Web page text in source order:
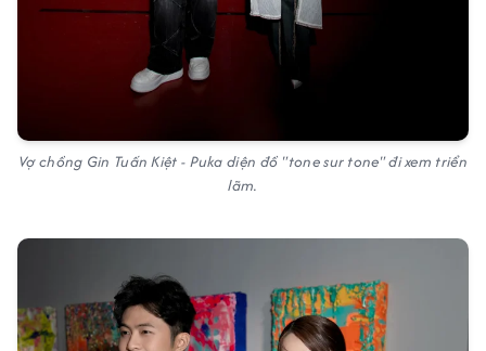
Vợ chồng Gin Tuấn Kiệt - Puka diện đồ "tone sur tone" đi xem triển
lãm.